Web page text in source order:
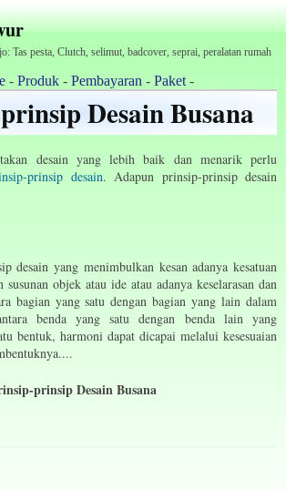
Tas pesta, Clutch, selimut, badcover, seprai, peralatan rumah
- Produk - Pembayaran - Paket -
Desain Busana
desain yang lebih baik dan menarik perlu
prinsip desain. Adapun prinsip-prinsip desain
desain yang menimbulkan kesan adanya kesatuan
objek atau ide atau adanya keselarasan dan
bagian yang satu dengan bagian yang lain dalam
benda yang satu dengan benda lain yang
bentuk, harmoni dapat dicapai melalui kesesuaian
prinsip Desain Busana